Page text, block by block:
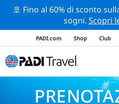
🚢 Fino al 60% di sconto
sogni.Scopri
PADI.com Shop Club